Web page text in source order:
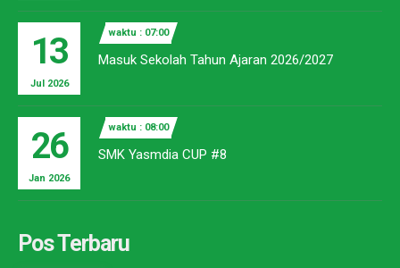
13
Jul 2026
waktu : 07:00
Masuk Sekolah Tahun Ajaran 2026/2027
26
Jan 2026
waktu : 08:00
SMK Yasmdia CUP #8
Pos Terbaru